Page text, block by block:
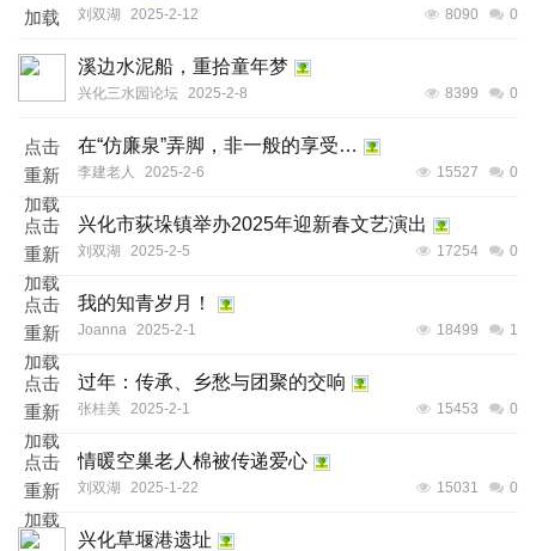
加载
刘双湖 2025-2-12 8090 0
溪边水泥船，重拾童年梦
兴化三水园论坛 2025-2-8 8399 0
点击
重新
加载
在“仿廉泉”弄脚，非一般的享受…
李建老人 2025-2-6 15527 0
点击
重新
加载
兴化市荻垛镇举办2025年迎新春文艺演出
刘双湖 2025-2-5 17254 0
点击
重新
加载
我的知青岁月！
Joanna 2025-2-1 18499 1
点击
重新
加载
过年：传承、乡愁与团聚的交响
张桂美 2025-2-1 15453 0
点击
重新
加载
情暖空巢老人棉被传递爱心
刘双湖 2025-1-22 15031 0
兴化草堰港遗址